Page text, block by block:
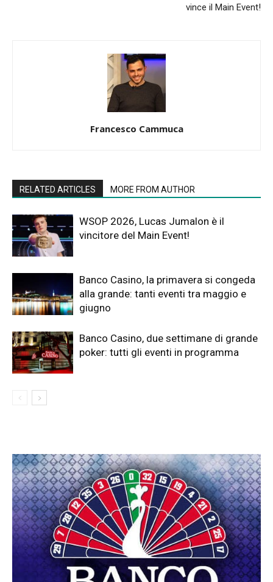
vince il Main Event!
Francesco Cammuca
RELATED ARTICLES MORE FROM AUTHOR
WSOP 2026, Lucas Jumalon è il
vincitore del Main Event!
Banco Casino, la primavera si congeda
alla grande: tanti eventi tra maggio e
giugno
Banco Casino, due settimane di grande
poker: tutti gli eventi in programma